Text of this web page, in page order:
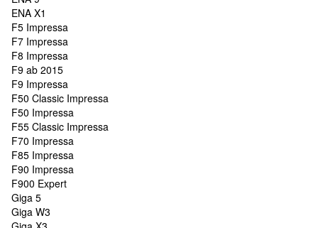
ENA X1
F5 Impressa
F7 Impressa
F8 Impressa
F9 ab 2015
F9 Impressa
F50 Classic Impressa
F50 Impressa
F55 Classic Impressa
F70 Impressa
F85 Impressa
F90 Impressa
F900 Expert
Giga 5
Giga W3